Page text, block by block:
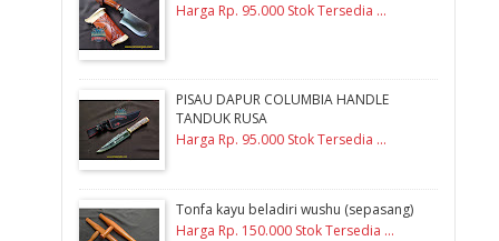
Harga Rp. 95.000 Stok Tersedia ...
PISAU DAPUR COLUMBIA HANDLE
TANDUK RUSA
Harga Rp. 95.000 Stok Tersedia ...
Tonfa kayu beladiri wushu (sepasang)
Harga Rp. 150.000 Stok Tersedia ...